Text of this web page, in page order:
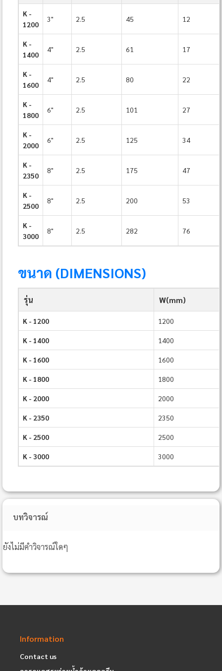
K -
1200
3" 2.5 45 12
K -
1400
4" 2.5 61 17
K -
1600
4" 2.5 80 22
K -
1800
6" 2.5 101 27
K -
2000
6" 2.5 125 34
K -
2350
8" 2.5 175 47
K -
2500
8" 2.5 200 53
K -
3000
8" 2.5 282 76
ขนาด (DIMENSIONS)
รุ่น W(mm)
K - 1200 1200
K - 1400 1400
K - 1600 1600
K - 1800 1800
K - 2000 2000
K - 2350 2350
K - 2500 2500
K - 3000 3000
บทวิจารณ์
ยังไม่มีคำวิจารณ์ใดๆ
Information
Contact us